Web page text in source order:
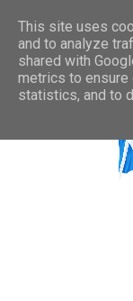
This site uses
and to analyze
shared with
metrics to ensure
statistics, and to